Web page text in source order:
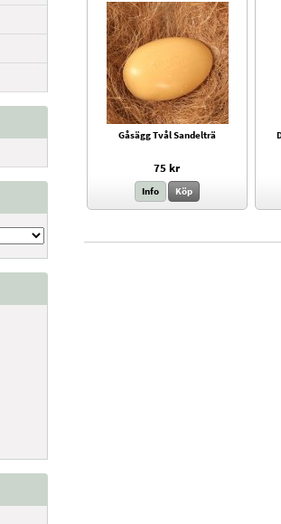
Gåsägg Tvål Sandelträ
75 kr
Info Köp